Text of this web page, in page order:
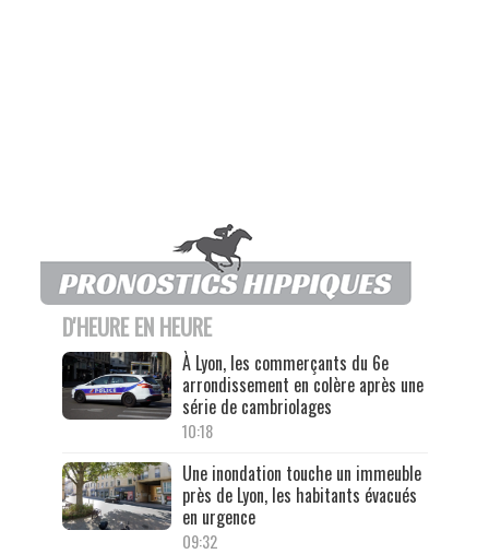
D'HEURE EN HEURE
À Lyon, les commerçants du 6e
arrondissement en colère après une
série de cambriolages
10:18
Une inondation touche un immeuble
près de Lyon, les habitants évacués
en urgence
09:32